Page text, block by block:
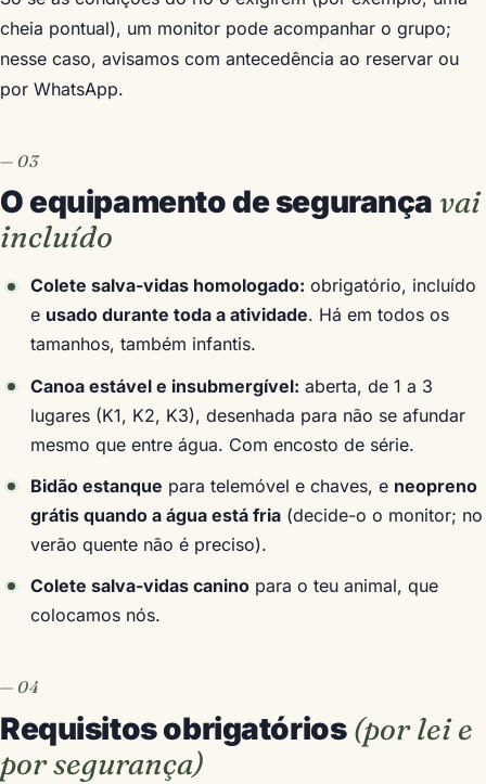
cheia pontual), um monitor pode acompanhar o grupo;
nesse caso, avisamos com antecedência ao reservar ou
por WhatsApp.
O equipamento de segurança vai
incluído
Colete salva-vidas homologado: obrigatório, incluído
e usado durante toda a atividade. Há em todos os
tamanhos, também infantis.
Canoa estável e insubmergível: aberta, de 1 a 3
lugares (K1, K2, K3), desenhada para não se afundar
mesmo que entre água. Com encosto de série.
Bidão estanque para telemóvel e chaves, e neopreno
grátis quando a água está fria (decide-o o monitor; no
verão quente não é preciso).
Colete salva-vidas canino para o teu animal, que
colocamos nós.
Requisitos obrigatórios (por lei e
por segurança)